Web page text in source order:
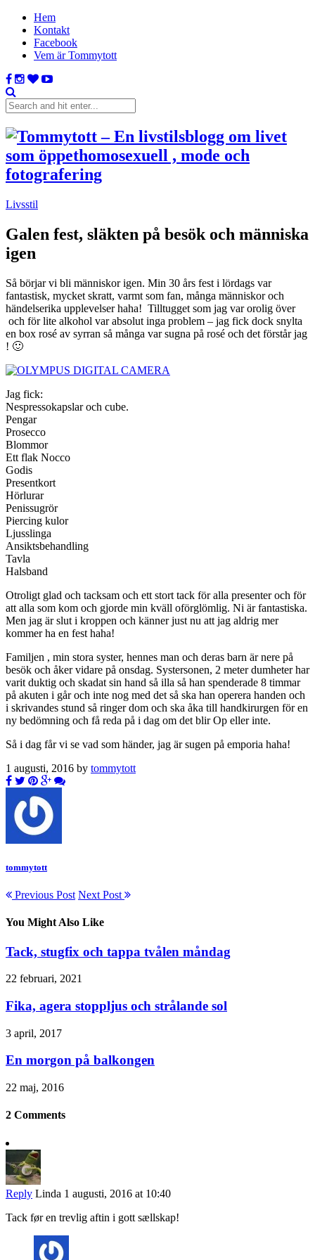
Hem
Kontakt
Facebook
Vem är Tommytott
Livsstil
Galen fest, släkten på besök och människa
igen
Så börjar vi bli människor igen. Min 30 års fest i lördags var
fantastisk, mycket skratt, varmt som fan, många människor och
händelserika upplevelser haha! Tilltugget som jag var orolig över
och för lite alkohol var absolut inga problem – jag fick dock snylta
en box rosé av syrran så många var sugna på rosé och det förstår jag
! 🙂
Jag fick:
Nespressokapslar och cube.
Pengar
Prosecco
Blommor
Ett flak Nocco
Godis
Presentkort
Hörlurar
Penissugrör
Piercing kulor
Ljusslinga
Ansiktsbehandling
Tavla
Halsband
Otroligt glad och tacksam och ett stort tack för alla presenter och för
att alla som kom och gjorde min kväll oförglömlig. Ni är fantastiska.
Men jag är slut i kroppen och känner just nu att jag aldrig mer
kommer ha en fest haha!
Familjen , min stora syster, hennes man och deras barn är nere på
besök och åker vidare på onsdag. Systersonen, 2 meter dumheter har
varit duktig och skadat sin hand så illa så han spenderade 8 timmar
på akuten i går och inte nog med det så ska han operera handen och
i skrivandes stund så ringer dom och ska åka till handkirurgen för en
ny bedömning och få reda på i dag om det blir Op eller inte.
Så i dag får vi se vad som händer, jag är sugen på emporia haha!
1 augusti, 2016 by tommytott
tommytott
Previous Post Next Post
You Might Also Like
Tack, stugfix och tappa tvålen måndag
22 februari, 2021
Fika, agera stoppljus och strålande sol
3 april, 2017
En morgon på balkongen
22 maj, 2016
2 Comments
Reply Linda 1 augusti, 2016 at 10:40
Tack før en trevlig aftin i gott sællskap!